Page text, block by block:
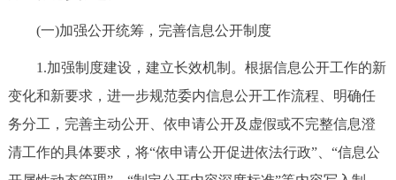
ESPAÑOL العربية PORTUGUÊS
ITALIANO
(一)加强公开统筹，完善信息公开制度
1.加强制度建设，建立长效机制。根据信息公开工作的新
变化和新要求，进一步规范委内信息公开工作流程、明确任
务分工，完善主动公开、依申请公开及虚假或不完整信息澄
清工作的具体要求，将“依申请公开促进依法行政”、“信息公